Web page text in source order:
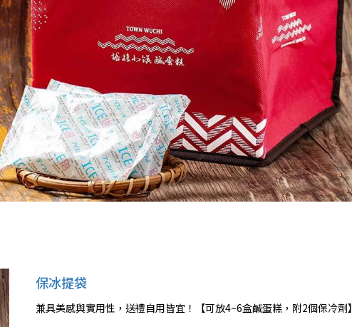
保冰提袋
兼具美感與實用性，送禮自用皆宜！【可放4~6盒鹹蛋糕，附2個保冷劑】